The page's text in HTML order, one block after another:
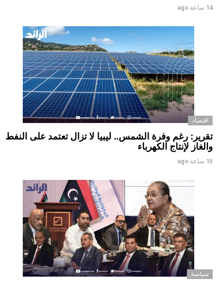
14 ساعة ago
اقتصاد
تقرير: رغم وفرة الشمس.. ليبيا لا تزال تعتمد على النفط
والغاز لإنتاج الكهرباء
15 ساعة ago
سياسة